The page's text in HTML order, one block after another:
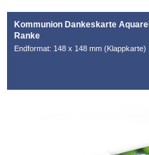
Kommunion Dankeskarte Aquarell
Ranke
Endformat: 148 x 148 mm (Klappkarte)